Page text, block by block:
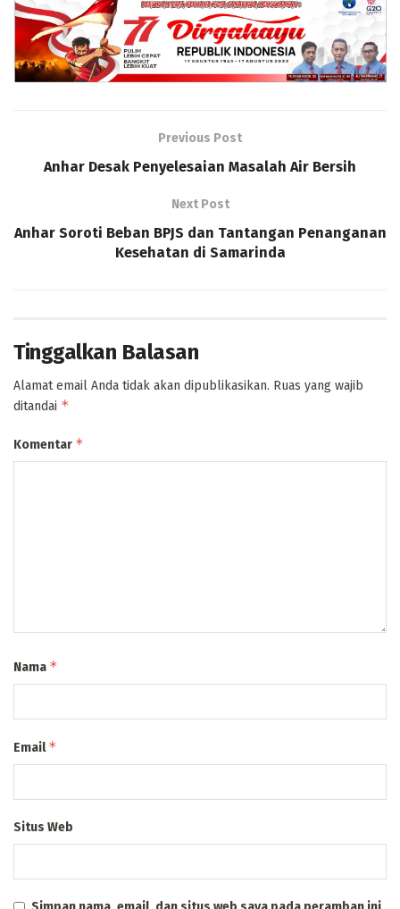
Previous Post
Anhar Desak Penyelesaian Masalah Air Bersih
Next Post
Anhar Soroti Beban BPJS dan Tantangan Penanganan
Kesehatan di Samarinda
Tinggalkan Balasan
Alamat email Anda tidak akan dipublikasikan. Ruas yang wajib
ditandai *
Komentar *
Nama *
Email*
Situs Web